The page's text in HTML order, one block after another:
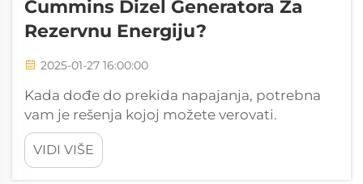
Cummins Dizel Generatora Za
Rezervnu Energiju?
2025-01-27 16:00:00
Kada dođe do prekida napajanja, potrebna
vam je rešenja kojoj možete verovati.
Prednosti korišćenja Cummins dizel
generatora uključuju neuporedivu
pouzdanost i efikasnost, što ih čini vrhunskim
VIDI VIŠE